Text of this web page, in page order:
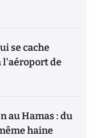
se cache
l'aéroport de
au Hamas : du
haine